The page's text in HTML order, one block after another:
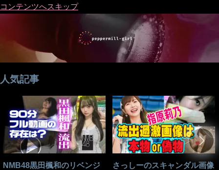
コンテンツへスキップ
人気記事
NMB48黒田楓和のリベンジ
さっしーのスキャンダル画像